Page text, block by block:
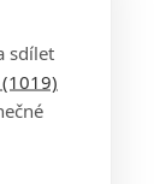
sdílet